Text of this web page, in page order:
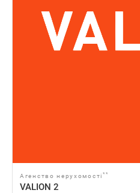
Агенство нерухомості **
VALION 2